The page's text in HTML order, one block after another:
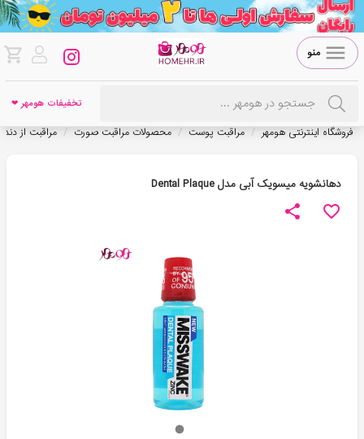
منو
تخفیفات هومهر ❤
فروشگاه اینترنتی هومهر / مراقبت پوست / محصولات مراقبت صورت / مراقبت از
دهانشویه میسویک آبی مدل Dental Plaque